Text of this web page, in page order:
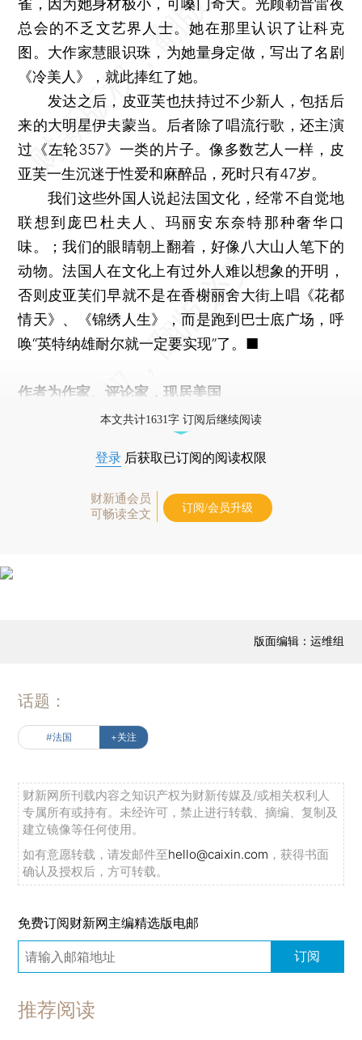
雀，因为她身材极小，可嗓门奇大。光顾勒普雷夜
总会的不乏文艺界人士。她在那里认识了让科克
图。大作家慧眼识珠，为她量身定做，写出了名剧
《冷美人》，就此捧红了她。
发达之后，皮亚芙也扶持过不少新人，包括后
来的大明星伊夫蒙当。后者除了唱流行歌，还主演
过《左轮357》一类的片子。像多数艺人一样，皮
亚芙一生沉迷于性爱和麻醉品，死时只有47岁。
我们这些外国人说起法国文化，经常不自觉地
联想到庞巴杜夫人、玛丽安东奈特那种奢华口
味。；我们的眼睛朝上翻着，好像八大山人笔下的
动物。法国人在文化上有过外人难以想象的开明，
否则皮亚芙们早就不是在香榭丽舍大街上唱《花都
情天》、《锦绣人生》，而是跑到巴士底广场，呼
唤“英特纳雄耐尔就一定要实现”了。■
作者为作家、评论家，现居美国
本文共计1631字 订阅后继续阅读
登录 后获取已订阅的阅读权限
财新通会员
可畅读全文
订阅/会员升级
版面编辑：运维组
话题：
#法国 +关注
财新网所刊载内容之知识产权为财新传媒及/或相关权利人
专属所有或持有。未经许可，禁止进行转载、摘编、复制及
建立镜像等任何使用。
如有意愿转载，请发邮件至hello@caixin.com ，获得书面
确认及授权后，方可转载。
免费订阅财新网主编精选版电邮
订阅
推荐阅读